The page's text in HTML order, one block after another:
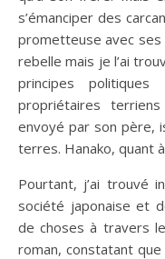
s’émanciper des
prometteuse avec
rebelle mais je l’ai
principes
propriétaires
envoyé par son père,
terres. Hanako, quant
Pourtant, j’ai trouvé
société japonaise et
de choses à travers
roman, constatant